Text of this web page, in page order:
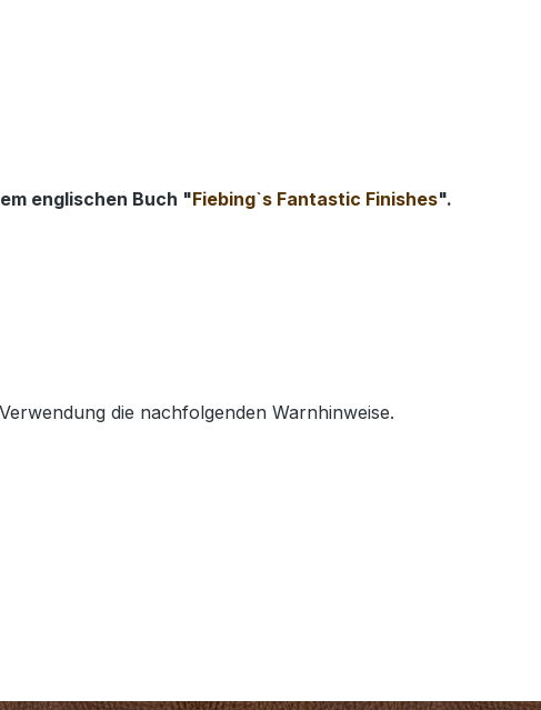
englischen Buch "Fiebing`s Fantastic Finishes".
die nachfolgenden Warnhinweise.